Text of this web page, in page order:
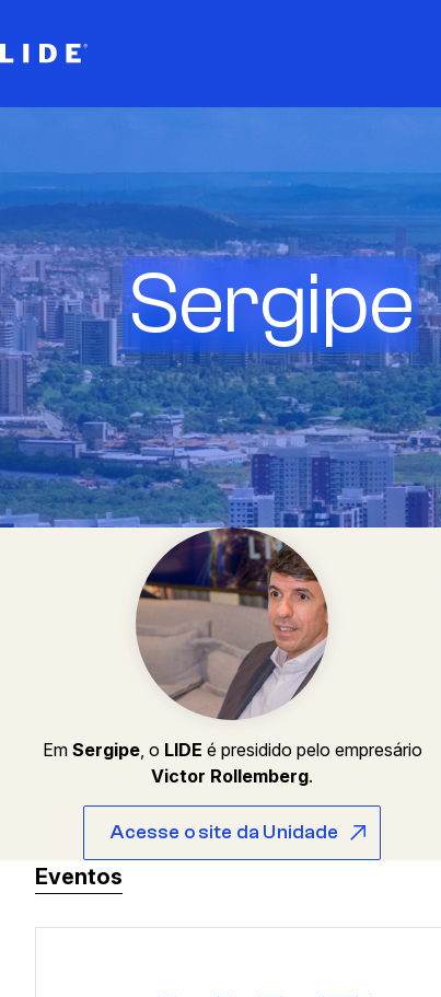
Sergipe
Em Sergipe, o LIDE é presidido pelo empresário
Victor Rollemberg.
Acesse o site da Unidade
Eventos